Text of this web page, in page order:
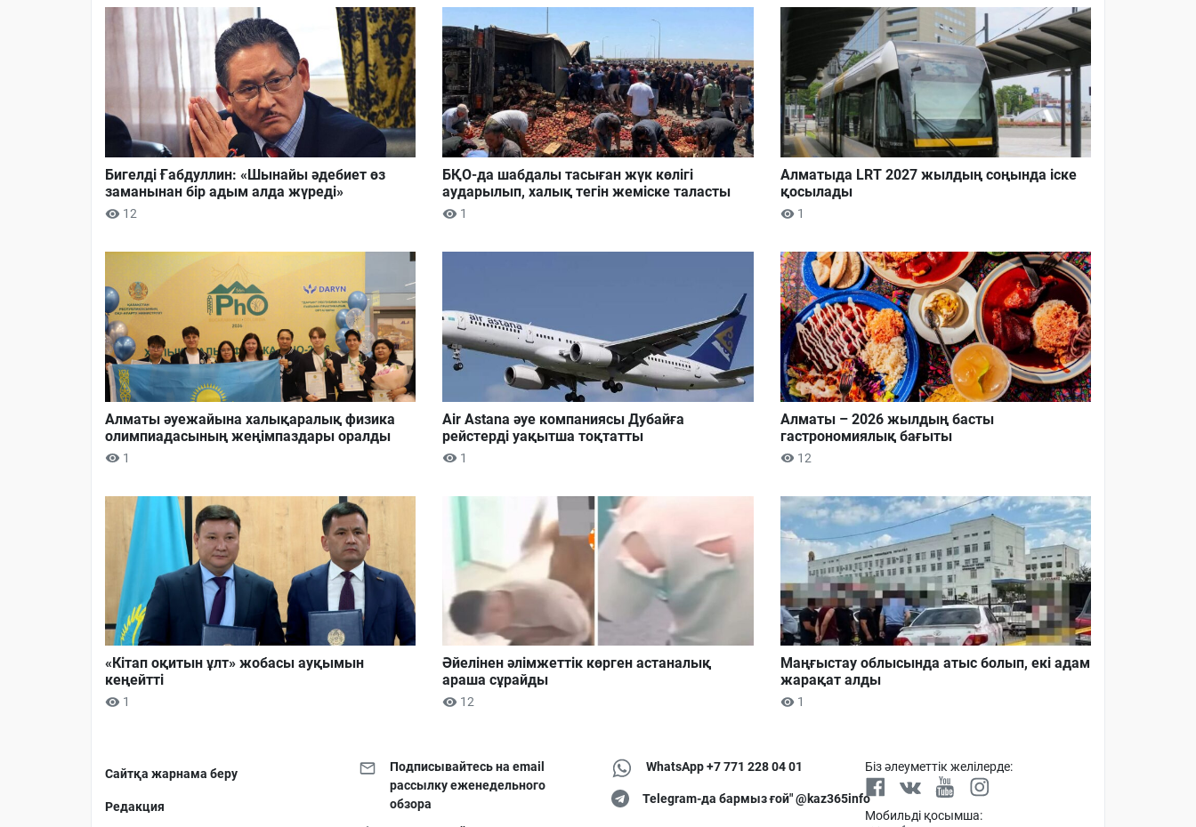
Бигелді Ғабдуллин: «Шынайы әдебиет өз
заманынан бір адым алда жүреді»
12
БҚО-да шабдалы тасыған жүк көлігі
аударылып, халық тегін жеміске таласты
1
Алматыда LRT 2027 жылдың соңында іске
қосылады
1
Алматы әуежайына халықаралық физика
олимпиадасының жеңімпаздары оралды
1
Air Astana әуе компаниясы Дубайға
рейстерді уақытша тоқтатты
1
Алматы – 2026 жылдың басты
гастрономиялық бағыты
12
«Кітап оқитын ұлт» жобасы ауқымын
кеңейтті
1
Әйелінен әлімжеттік көрген астаналық
араша сұрайды
12
Маңғыстау облысында атыс болып, екі адам
жарақат алды
1
Сайтқа жарнама беру
Редакция
Подписывайтесь на email
рассылку еженедельного
обзора
WhatsApp +7 771 228 04 01
Telegram-да бармыз ғой" @kaz365info
Біз әлеуметтік желілерде:
Мобильді қосымша: